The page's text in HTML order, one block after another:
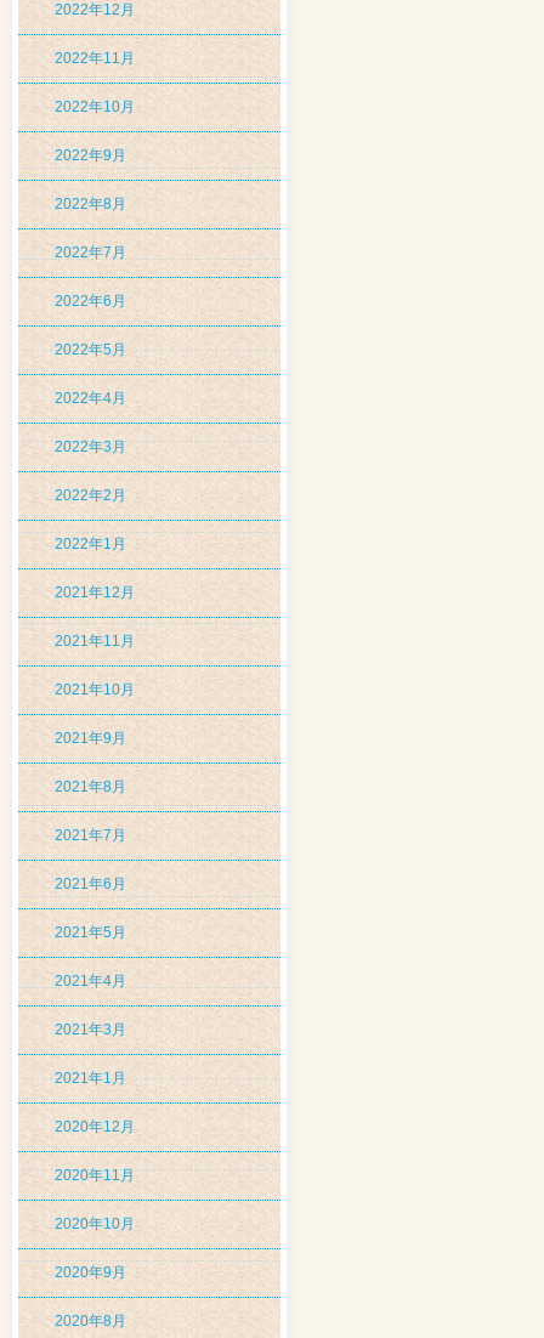
2022年12月
2022年11月
2022年10月
2022年9月
2022年8月
2022年7月
2022年6月
2022年5月
2022年4月
2022年3月
2022年2月
2022年1月
2021年12月
2021年11月
2021年10月
2021年9月
2021年8月
2021年7月
2021年6月
2021年5月
2021年4月
2021年3月
2021年1月
2020年12月
2020年11月
2020年10月
2020年9月
2020年8月